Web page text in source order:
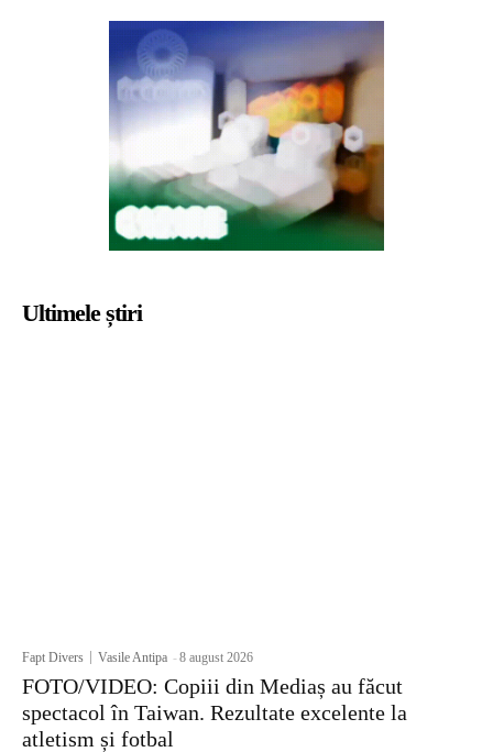
Ultimele știri
Fapt Divers Vasile Antipa -8 august 2026
FOTO/VIDEO: Copiii din Mediaș au făcut
spectacol în Taiwan. Rezultate excelente la
atletism și fotbal